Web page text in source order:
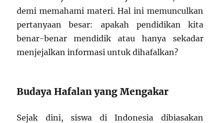
demi memahami materi. Hal ini memunculkan
pertanyaan besar: apakah pendidikan kita
benar-benar mendidik atau hanya sekadar
menjejalkan informasi untuk dihafalkan?
Budaya Hafalan yang Mengakar
Sejak dini, siswa di Indonesia dibiasakan